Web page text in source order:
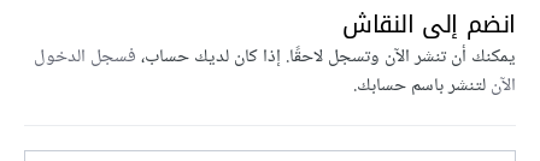
انضم إلى النقاش
يمكنك أن تنشر الآن وتسجل لاحقًا. إذا كان لديك حساب،فسجل الدخول
الآنلتنشر باسم حسابك.